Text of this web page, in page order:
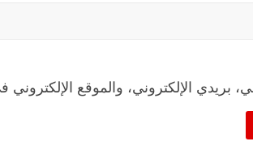
بريدي الإلكتروني، والموقع